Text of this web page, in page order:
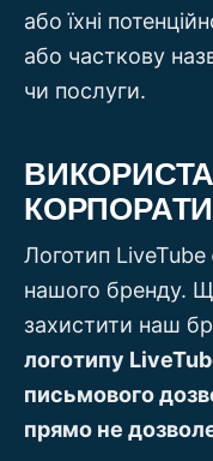
або їхні
або часткову
чи послуги.
Логотип
нашого бренду.
захистити наш
логотипу
письмового
прямо не